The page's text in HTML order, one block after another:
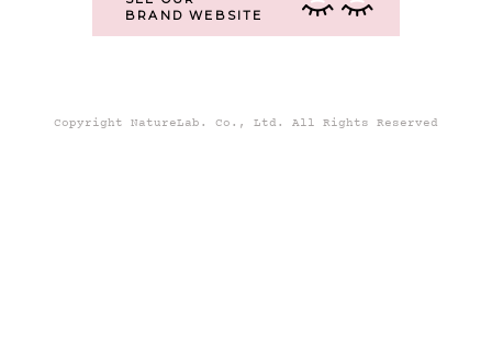
BRAND WEBSITE
Copyright NatureLab. Co., Ltd. All Rights Reserved